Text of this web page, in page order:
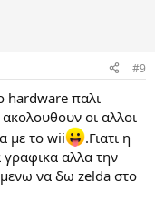
#9
hardware παλι
οι αλλοι
με το wii
.Γιατι η
γραφικα αλλα την
να δω zelda στο